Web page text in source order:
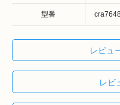
型番
レビュ
レビ